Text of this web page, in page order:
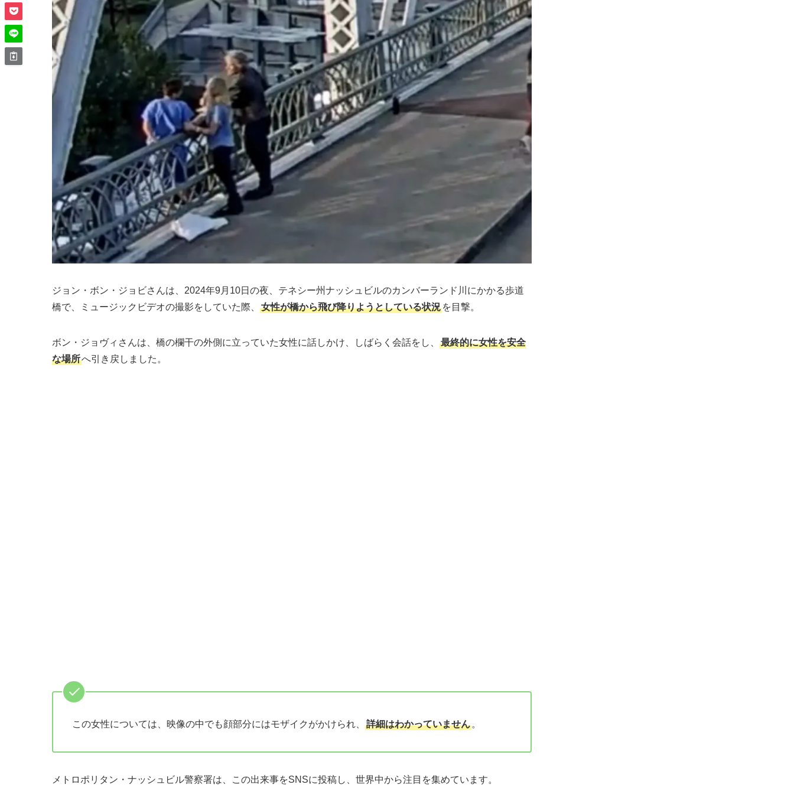
ジョン・ボン・ジョビさんは、2024年9月10日の夜、テネシー州ナッシュビルのカンバーランド川にかかる歩道
橋で、ミュージックビデオの撮影をしていた際、
女性が橋から飛び降りようとしている状況 を目撃。
ボン・ジョヴィさんは、橋の欄干の外側に立っていた女性に話しかけ、しばらく会話をし、
最終的に女性を安全
な場所へ引き戻しました。
この女性については、映像の中でも顔部分にはモザイクがかけられ、 詳細はわかっていません 。
メトロポリタン・ナッシュビル警察署は、この出来事をSNSに投稿し、世界中から注目を集めています。